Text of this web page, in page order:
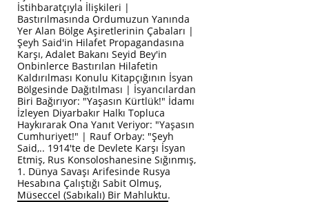
İstihbaratçıyla İlişkileri |
Bastırılmasında Ordumuzun Yanında
Yer Alan Bölge Aşiretlerinin Çabaları |
Şeyh Said'in Hilafet Propagandasına
Karşı, Adalet Bakanı Seyid Bey'in
Onbinlerce Bastırılan Hilafetin
Kaldırılması Konulu Kitapçığının İsyan
Bölgesinde Dağıtılması | İsyancılardan
Biri Bağırıyor: "Yaşasın Kürtlük!" İdamı
İzleyen Diyarbakır Halkı Topluca
Haykırarak Ona Yanıt Veriyor: "Yaşasın
Cumhuriyet!" | Rauf Orbay: "Şeyh
Said,.. 1914'te de Devlete Karşı İsyan
Etmiş, Rus Konsoloshanesine Sığınmış,
1. Dünya Savaşı Arifesinde Rusya
Hesabına Çalıştığı Sabit Olmuş,
Müseccel (Sabıkalı) Bir Mahluktu.